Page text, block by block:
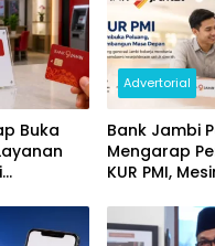
Buka
Advertorial
Bank Jambi
Mengarap
KUR PMI,
Daerah